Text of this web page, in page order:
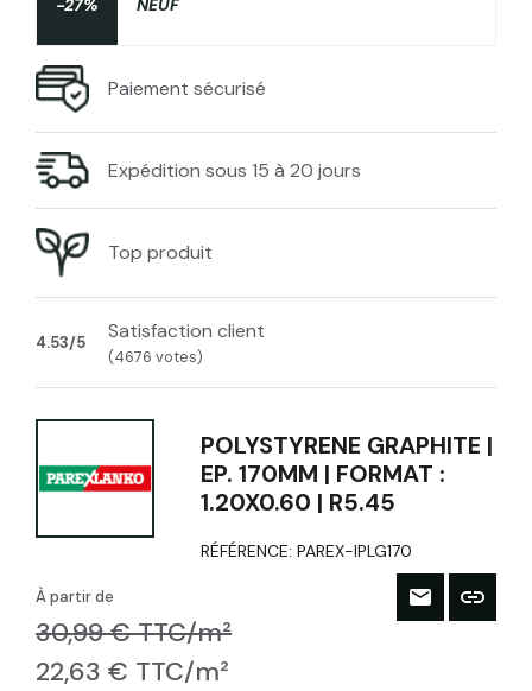
-27% NEUF
Paiement sécurisé
Expédition sous 15 à 20 jours
Top produit
4.53/5 Satisfaction client
(4676 votes)
POLYSTYRENE GRAPHITE |
EP. 170MM | FORMAT :
1.20X0.60 | R5.45
RÉFÉRENCE:PAREX-IPLG170
À partir de
30,99 € TTC/m²
22,63 € TTC/m²